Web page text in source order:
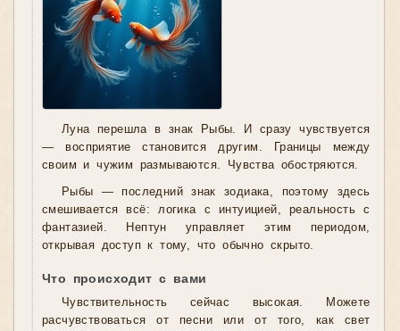
Луна перешла в знак Рыбы. И сразу чувствуется
— восприятие становится другим. Границы между
своим и чужим размываются. Чувства обостряются.
Рыбы — последний знак зодиака, поэтому здесь
смешивается всё: логика с интуицией, реальность с
фантазией. Нептун управляет этим периодом,
открывая доступ к тому, что обычно скрыто.
Что происходит с вами
Чувствительность сейчас высокая. Можете
расчувствоваться от песни или от того, как свет